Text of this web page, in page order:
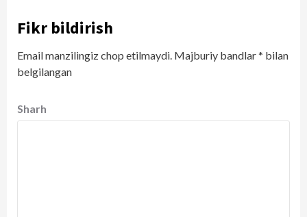
Fikr bildirish
Email manzilingiz chop etilmaydi. Majburiy bandlar* bilan
belgilangan
Sharh